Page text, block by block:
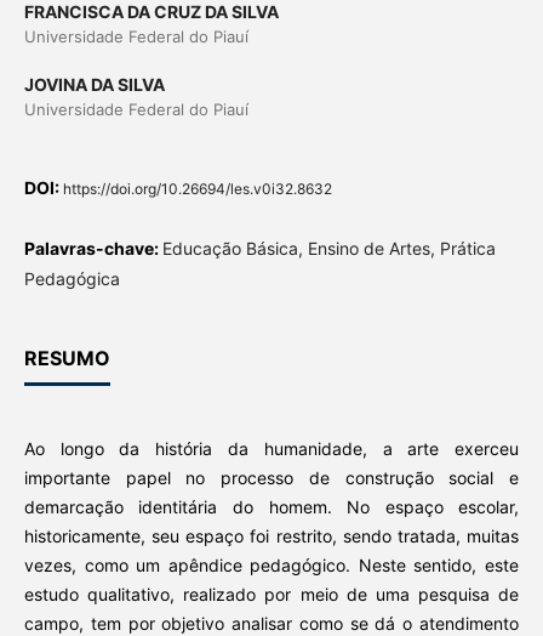
FRANCISCA DA CRUZ DA SILVA
Universidade Federal do Piauí
JOVINA DA SILVA
Universidade Federal do Piauí
DOI: https://doi.org/10.26694/les.v0i32.8632
Palavras-chave: Educação Básica, Ensino de Artes, Prática
Pedagógica
RESUMO
Ao longo da história da humanidade, a arte exerceu
importante papel no processo de construção social e
demarcação identitária do homem. No espaço escolar,
historicamente, seu espaço foi restrito, sendo tratada, muitas
vezes, como um apêndice pedagógico. Neste sentido, este
estudo qualitativo, realizado por meio de uma pesquisa de
campo, tem por objetivo analisar como se dá o atendimento